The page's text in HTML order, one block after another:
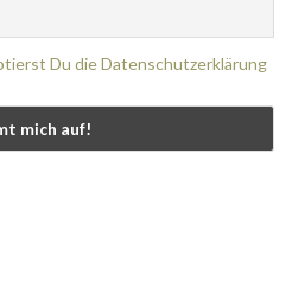
Du die Datenschutzerklärung